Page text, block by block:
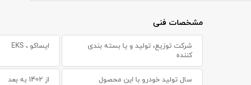
مشخصات فنی
شرکت توزیع، تولید و یا بسته بندی
کننده
ایساکو ، EKS
سال تولید خودرو با این محصول از 1402 به بعد